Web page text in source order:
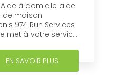
Aide à domicile aide
de maison
974 Run Services
met à votre servic...
EN SAVOIR PLUS